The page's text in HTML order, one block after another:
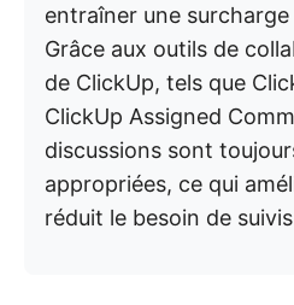
entraîner une
Grâce aux outils de
de ClickUp, tels que
ClickUp Assigned
discussions sont
appropriées, ce qui
réduit le besoin de